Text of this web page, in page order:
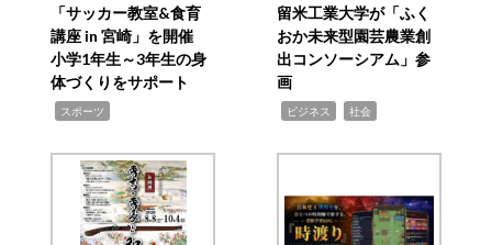
「サッカー教室&食育
講座 in 宮崎」を開催
小学1年生～3年生の身
体づくりをサポート
スポーツ
留米工業大学が「ふく
おか未来型園芸農業創
出コンソーシアム」参
画
ビジネス 社会